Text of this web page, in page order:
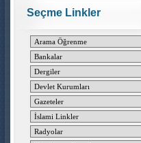
Seçme Linkler